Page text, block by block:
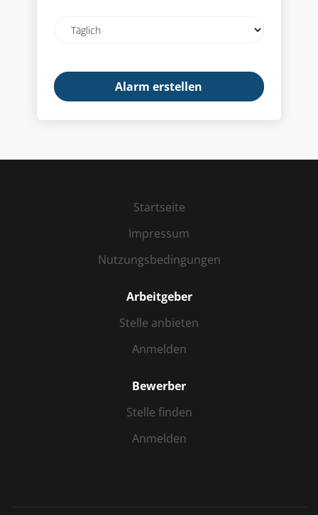
frequency
Startseite
Impressum
Nutzungsbedingungen
Arbeitgeber
Stelle anbieten
Anmelden
Bewerber
Stelle finden
Anmelden